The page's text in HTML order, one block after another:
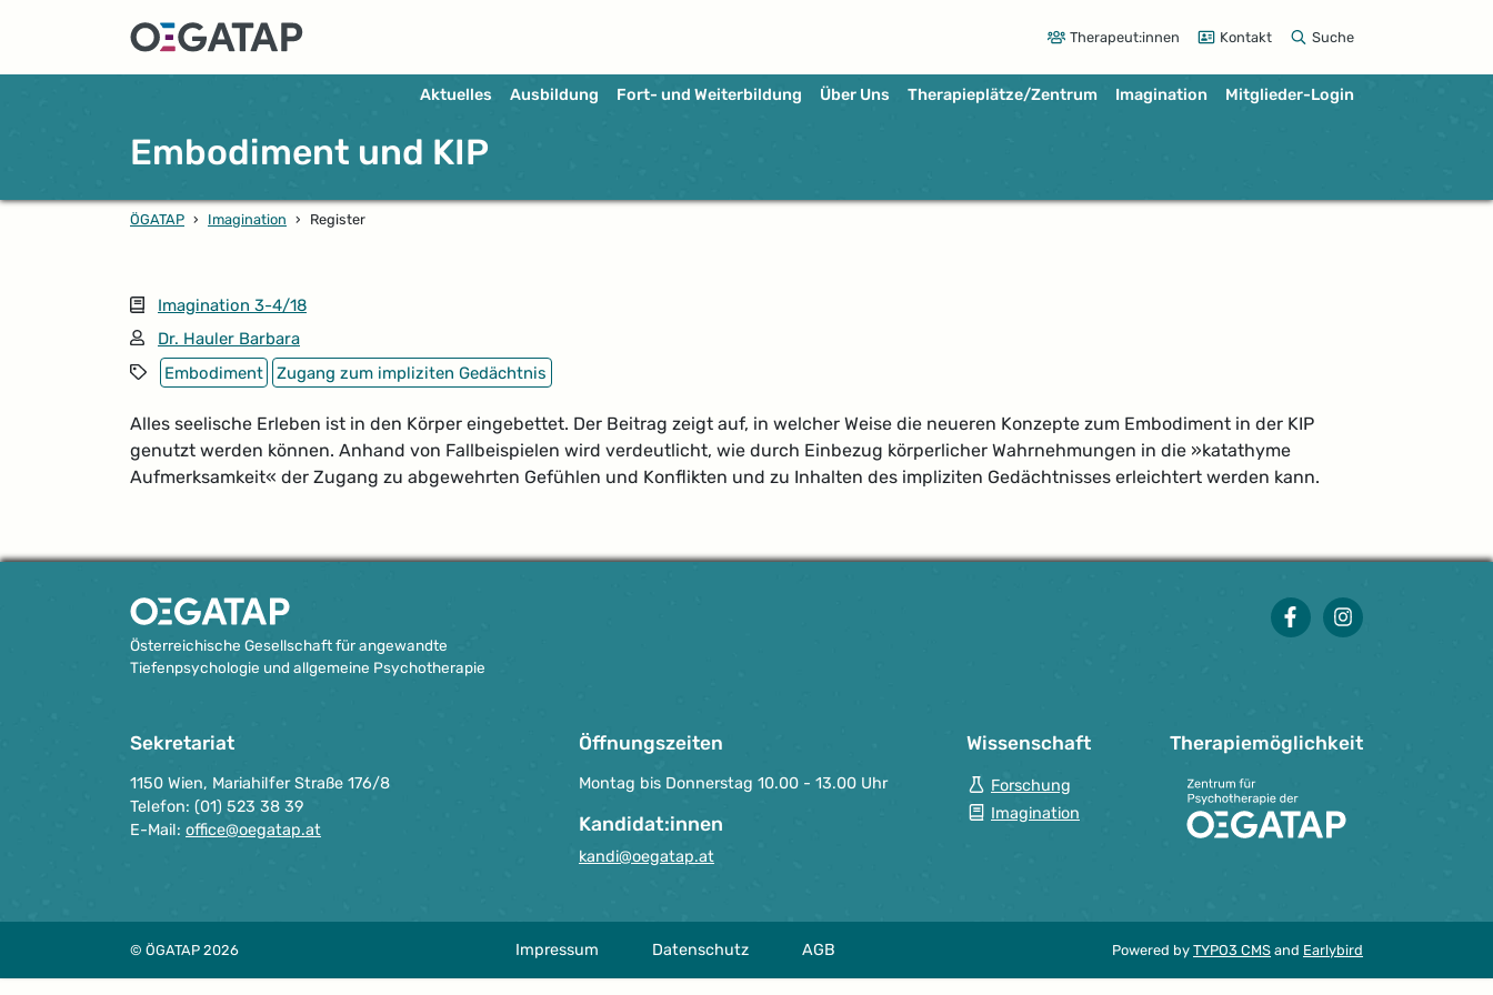
Therapeut:innen Kontakt Suche
Aktuelles Ausbildung Fort- und Weiterbildung Über Uns Therapieplätze/Zentrum Imagination Mitglieder-Login
Embodiment und KIP
ÖGATAP › Imagination › Register
Ausgabe
Imagination 3-4/18
Autor*in:
Dr. Hauler Barbara
Schlagwörter
Embodiment Zugang zum impliziten Gedächtnis
Alles seelische Erleben ist in den Körper eingebettet. Der Beitrag zeigt auf, in welcher Weise die neueren Konzepte zum Embodiment in der KIP
genutzt werden können. Anhand von Fallbeispielen wird verdeutlicht, wie durch Einbezug körperlicher Wahrnehmungen in die »katathyme
Aufmerksamkeit« der Zugang zu abgewehrten Gefühlen und Konflikten und zu Inhalten des impliziten Gedächtnisses erleichtert werden kann.
Österreichische Gesellschaft für angewandte
Tiefenpsychologie und allgemeine Psychotherapie
facebookinstagram
Sekretariat
1150 Wien, Mariahilfer Straße 176/8
Telefon: (01) 523 38 39
E-Mail: office@oegatap.at
Öffnungszeiten
Montag bis Donnerstag 10.00 - 13.00 Uhr
Kandidat:innen
kandi@oegatap.at
Wissenschaft
Forschung
Imagination
Therapie­möglichkeit
© ÖGATAP 2026 Impressum Datenschutz AGB Powered by TYPO3 CMS and Earlybird